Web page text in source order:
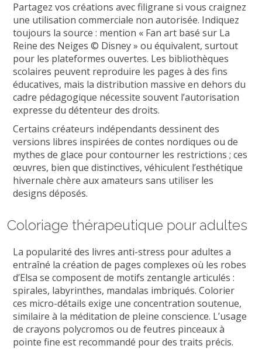
Partagez vos créations avec filigrane si vous craignez
une utilisation commerciale non autorisée. Indiquez
toujours la source : mention « Fan art basé sur La
Reine des Neiges © Disney » ou équivalent, surtout
pour les plateformes ouvertes. Les bibliothèques
scolaires peuvent reproduire les pages à des fins
éducatives, mais la distribution massive en dehors du
cadre pédagogique nécessite souvent l’autorisation
expresse du détenteur des droits.
Certains créateurs indépendants dessinent des
versions libres inspirées de contes nordiques ou de
mythes de glace pour contourner les restrictions ; ces
œuvres, bien que distinctives, véhiculent l’esthétique
hivernale chère aux amateurs sans utiliser les
designs déposés.
Coloriage thérapeutique pour adultes
La popularité des livres anti-stress pour adultes a
entraîné la création de pages complexes où les robes
d’Elsa se composent de motifs zentangle articulés :
spirales, labyrinthes, mandalas imbriqués. Colorier
ces micro-détails exige une concentration soutenue,
similaire à la méditation de pleine conscience. L’usage
de crayons polycromos ou de feutres pinceaux à
pointe fine est recommandé pour des traits précis.